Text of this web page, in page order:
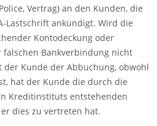
Vertrag) an den Kunden, die
Lastschrift ankündigt. Wird die
Kontodeckung oder
Bankverbindung nicht
Kunde der Abbuchung, obwohl
hat der Kunde die durch die
Kreditinstituts entstehenden
dies zu vertreten hat.